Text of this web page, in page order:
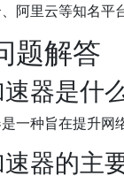
阿里云等知名平
题解答
器是什
一种旨在提升网
器的主